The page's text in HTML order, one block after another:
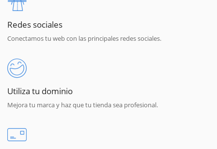
Redes sociales
Conectamos tu web con las principales redes sociales.
Utiliza tu dominio
Mejora tu marca y haz que tu tienda sea profesional.